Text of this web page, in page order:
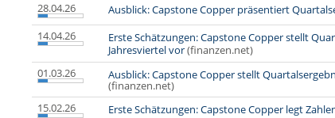
28.04.26
Ausblick: Capstone Copper präsentiert
14.04.26
Erste Schätzungen: Capstone Copper stellt
Jahresviertel vor(finanzen.net)
01.03.26
Ausblick: Capstone Copper stellt
(finanzen.net)
15.02.26
Erste Schätzungen: Capstone Copper legt